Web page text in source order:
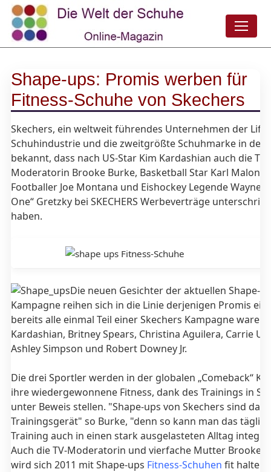
Shape-ups: Promis werben für
Fitness-Schuhe von Skechers
Skechers, ein weltweit führendes Unternehmen der
Schuhindustrie und die zweitgrößte Schuhmarke in den
bekannt, dass nach US-Star Kim Kardashian auch die TV-
Moderatorin Brooke Burke, Basketball Star Karl Malone,
Footballer Joe Montana und Eishockey Legende Wayne
One“ Gretzky bei SKECHERS Werbeverträge
haben.
Die neuen Gesichter der aktuellen Shape-
Kampagne reihen sich in die Linie derjenigen Promis
bereits alle einmal Teil einer Skechers Kampagne waren:
Kardashian, Britney Spears, Christina Aguilera, Carrie
Ashley Simpson und Robert Downey Jr.
Die drei Sportler werden in der globalen „Comeback“
ihre wiedergewonnene Fitness, dank des Trainings in
unter Beweis stellen. "Shape-ups von Skechers sind das
Trainingsgerät" so Burke, "denn so kann man das
Training auch in einen stark ausgelasteten Alltag
Auch die TV-Moderatorin und vierfache Mutter Brooke
wird sich 2011 mit Shape-ups Fitness-Schuhen fit halten.